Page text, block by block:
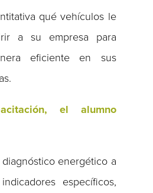
qué vehículos le
a su empresa para
eficiente en sus
el alumno
diagnóstico energético a
específicos,